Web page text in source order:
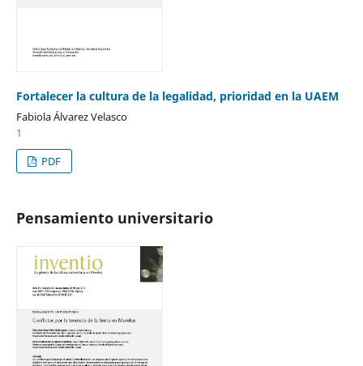
Fortalecer la cultura de la legalidad, prioridad en la UAEM
Fabiola Álvarez Velasco
1
PDF
Pensamiento universitario